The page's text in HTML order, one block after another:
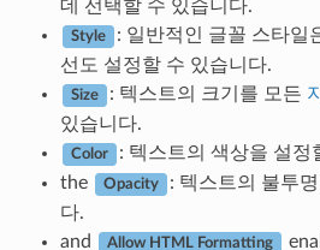
데 선택할 수 있습니다.
Style
: 일반적인 글꼴 스타일
선도 설정할 수 있습니다.
Size : 텍스트의 크기를 모든
있습니다.
Color
: 텍스트의 색상을 설정
the
Opacity
: 텍스트의 불투
다.
and
Allow HTML Formatting